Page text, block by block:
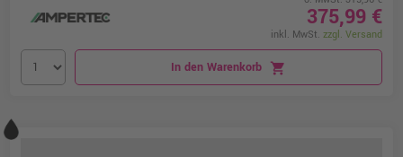
375,99 €
inkl. MwSt. zzgl. Versand
In den Warenkorb shopping_cart